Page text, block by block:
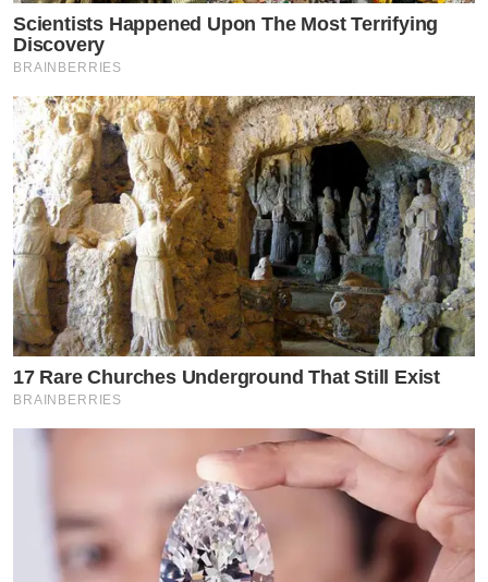
Scientists Happened Upon The Most Terrifying
Discovery
BRAINBERRIES
17 Rare Churches Underground That Still Exist
BRAINBERRIES